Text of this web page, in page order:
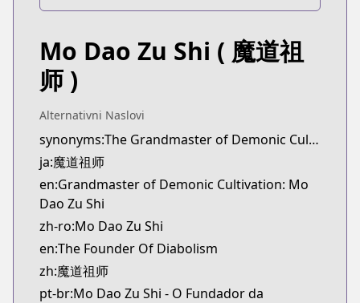
Kitsu
MangaUpdates
MangaUpdates
https://www.mangaupdates.com/
novelUpdates
https://www.novelupdates.com/series/the-
Official English
Official English
https://sevenseasentertainment.com/series/
Mo Dao Zu Shi ( 魔道祖
师 )
Alternativni Naslovi
synonyms:The Grandmaster of Demonic Cultivation,The Founder of Diabolism,The Master of Diabolism
ja:魔道祖师
en:Grandmaster of Demonic Cultivation: Mo
Dao Zu Shi
zh-ro:Mo Dao Zu Shi
en:The Founder Of Diabolism
zh:魔道祖师
pt-br:Mo Dao Zu Shi - O Fundador da